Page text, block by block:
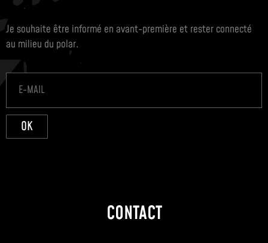
Je souhaite être informé en avant-première et rester connecté
au milieu du polar.
OK
CONTACT